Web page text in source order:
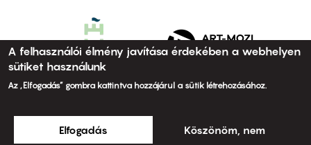
A felhasználói élmény javítása érdekében a webhelyen
sütiket használunk
Az „Elfogadás” gombra kattintva hozzájárul a sütik létrehozásához.
Elfogadás Köszönöm, nem